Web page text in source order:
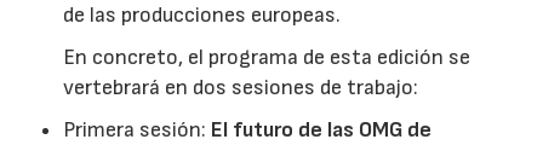
de las producciones europeas.
En concreto, el programa de esta edición se
vertebrará en dos sesiones de trabajo:
Primera sesión: El futuro de las OMG de